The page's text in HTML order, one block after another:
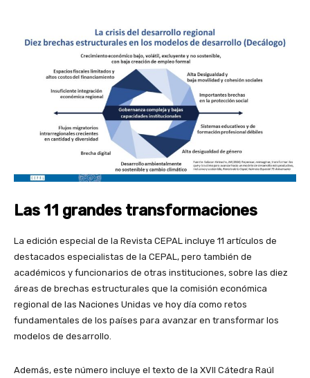
Las 11 grandes transformaciones
La edición especial de la Revista CEPAL incluye 11 artículos de
destacados especialistas de la CEPAL, pero también de
académicos y funcionarios de otras instituciones, sobre las diez
áreas de brechas estructurales que la comisión económica
regional de las Naciones Unidas ve hoy día como retos
fundamentales de los países para avanzar en transformar los
modelos de desarrollo.
Además, este número incluye el texto de la XVII Cátedra Raúl